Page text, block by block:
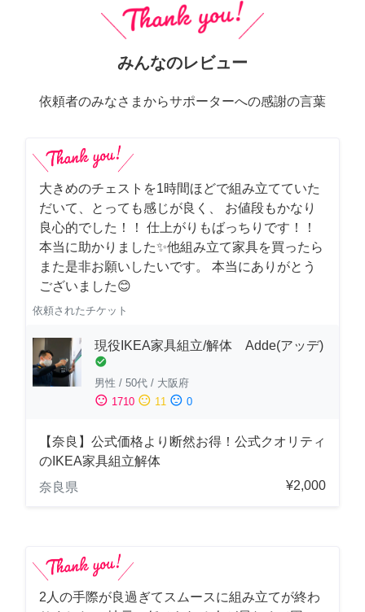
みんなのレビュー
依頼者のみなさまからサポーターへの感謝の言葉
大きめのチェストを1時間ほどで組み立てていた
だいて、とっても感じが良く、 お値段もかなり
良心的でした！！ 仕上がりもばっちりです！！
本当に助かりました✨他組み立て家具を買ったら
また是非お願いしたいです。 本当にありがとう
ございました😊
依頼されたチケット
現役IKEA家具組立/解体 Adde(アッデ)
check_circle
男性 / 50代 / 大阪府
sentiment_satisfied 1710 sentiment_neutral 11 sentiment_dissatisfied 0
【奈良】公式価格より断然お得！公式クオリティ
のIKEA家具組立解体
奈良県
¥2,000
2人の手際が良過ぎてスムースに組み立てが終わ